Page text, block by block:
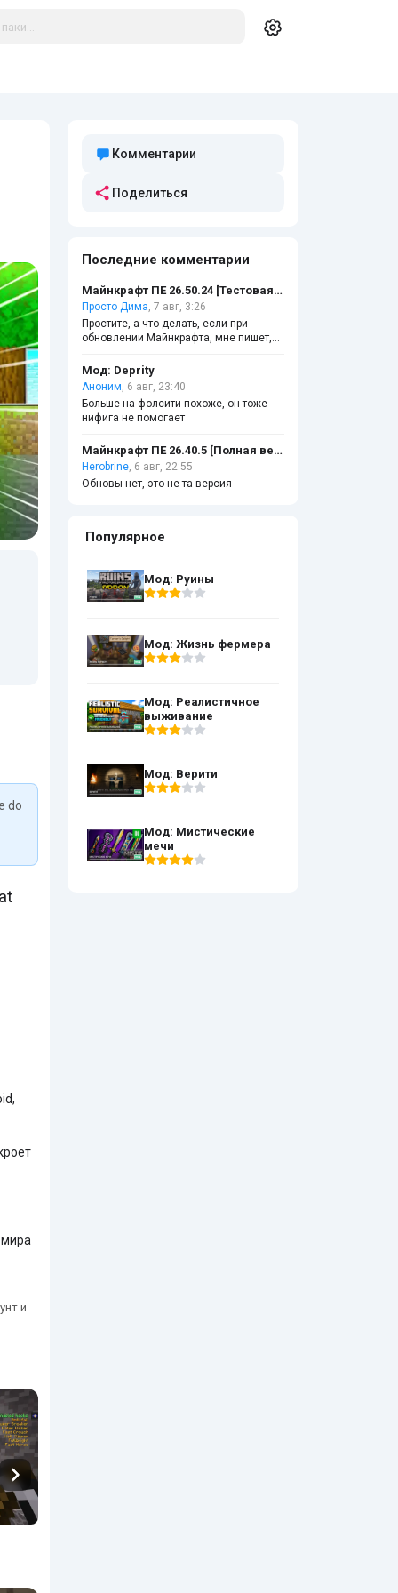
do
и
Комментарии
Поделиться
Последние комментарии
Майнкрафт ПЕ 26.50.24 [Тестовая версия]
Просто Дима, 7 авг, 3:26
Простите, а что делать, если при
обновлении Майнкрафта, мне пишет,
Мод: Deprity
Аноним, 6 авг, 23:40
Больше на фолсити похоже, он тоже
нифига не помогает
Майнкрафт ПЕ 26.40.5 [Полная версия]
Herobrine, 6 авг, 22:55
Обновы нет, это не та версия
Популярное
Мод: Руины
Мод: Жизнь фермера
Мод: Реалистичное
выживание
Мод: Верити
Мод: Мистические
мечи